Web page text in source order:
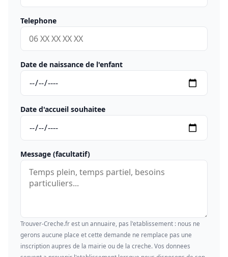
Telephone
Date de naissance de l'enfant
Date d'accueil souhaitee
Message (facultatif)
Trouver-Creche.fr est un annuaire, pas l'etablissement : nous ne
gerons aucune place et cette demande ne remplace pas une
inscription aupres de la mairie ou de la creche. Vos donnees